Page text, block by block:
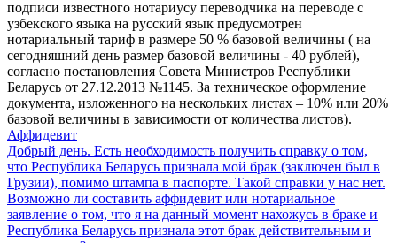
подписи известного нотариусу переводчика на переводе с
узбекского языка на русский язык предусмотрен
нотариальный тариф в размере 50 % базовой величины ( на
сегодняшний день размер базовой величины - 40 рублей),
согласно постановления Совета Министров Республики
Беларусь от 27.12.2013 №1145. За техническое оформление
документа, изложенного на нескольких листах – 10% или 20%
базовой величины в зависимости от количества листов).
Аффидевит
Добрый день. Есть необходимость получить справку о том,
что Республика Беларусь признала мой брак (заключен был в
Грузии), помимо штампа в паспорте. Такой справки у нас нет.
Возможно ли составить аффидевит или нотариальное
заявление о том, что я на данный момент нахожусь в браке и
Республика Беларусь признала этот брак действительным и